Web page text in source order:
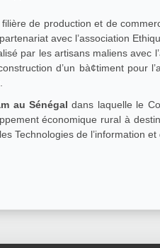
filière de production et de
avec l’association
par les artisans maliens avec
d’un bà¢timent pour
au Sénégal dans laquelle le
économique rural à
Technologies de l’information